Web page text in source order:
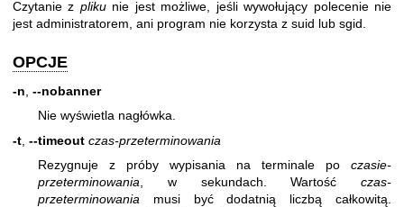
Czytanie z plikunie jest możliwe, jeśli wywołujący polecenie nie
jest administratorem, ani program nie korzysta z suid lub sgid.
OPCJE
-n --nobanner
Nie wyświetla nagłówka.
-t --timeout czas-przeterminowania
Rezygnuje z próby wypisania na terminale po czasie-
przeterminowania , w sekundach. Wartość czas-
przeterminowania musi być dodatnią liczbą całkowitą.